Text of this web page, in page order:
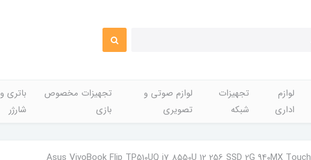
لوازم
اداری
تجهیزات
شبکه
لوازم صوتی و
تصویری
تجهیزات مخصوص
بازی
باتری و
شارژر